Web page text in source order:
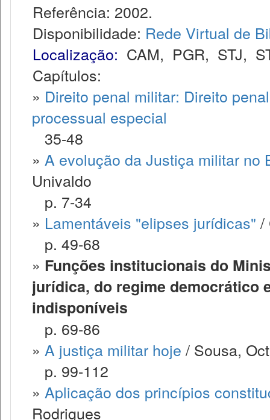
Referência: 2002.
Disponibilidade: Rede Virtual de
Localização: CAM, PGR, STJ,
Capítulos:
» Direito penal militar: Direito
processual especial
35-48
» A evolução da Justiça militar no
Univaldo
p. 7-34
» Lamentáveis "elipses jurídicas" /
p. 49-68
» Funções institucionais do
jurídica, do regime democrático
indisponíveis
p. 69-86
» A justiça militar hoje / Sousa,
p. 99-112
» Aplicação dos princípios
Rodrigues